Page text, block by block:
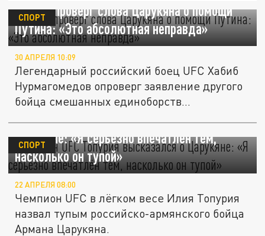
Хабиб опроверг слова Царукяна о помощи
Путина: «Это абсолютная неправда»
СПОРТ
30 АПРЕЛЯ 10:09
Легендарный российский боец UFC Хабиб
Нурмагомедов опроверг заявление другого
бойца смешанных единоборств...
Чемпион UFC Топурия высказался о
Царукяне: «Я серьёзно впечатлён тем,
насколько он тупой»
СПОРТ
22 АПРЕЛЯ 08:00
Чемпион UFC в лёгком весе Илия Топурия
назвал тупым российско-армянского бойца
Армана Царукяна.